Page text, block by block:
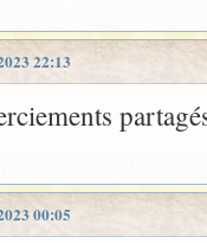
22:13
00:05